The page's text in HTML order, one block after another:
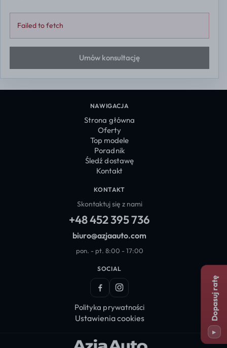
Dopasuj ratę
▸
Failed to fetch
Umów konsultację
NAWIGACJA
Strona główna
Oferty
Top modele
Poradnik
Śledź dostawę
Kontakt
KONTAKT
Skontaktuj się z nami
+48 452 395 736
biuro@azjaauto.com
pon. - pt. 8:00 - 17:00
SOCIAL
FacebookInstagram
Polityka prywatności
Ustawienia cookies